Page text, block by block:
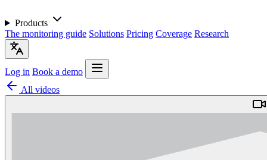
Products
The monitoring guide Solutions Pricing Coverage Research
Log in Book a demo
All videos